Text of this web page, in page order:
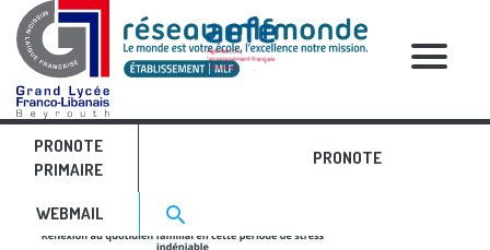
PRONOTE
PRIMAIRE
PRONOTE
WEBMAIL Search for:>
search
RELATIVE POSTS
Slide02